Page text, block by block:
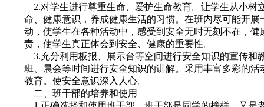
2.对学生进行尊重生命、爱护生命教育。让学生从小树
命、健康意识，养成健康生活的习惯。在班内尽可能开展
动，使学生在各种活动中，感受到安全无时无刻不在，健
责，使学生真正体会到安全、健康的重要性。
3.充分利用板报、展示台等空间进行安全知识的宣传和
班、晨会等时间进行安全知识的讲解。采用丰富多彩的活
教育。使安全意识深入人心。
二、班干部的培养和使用